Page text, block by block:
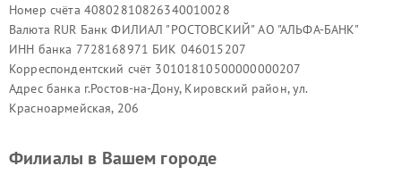
Номер счёта 40802810826340010028
Валюта RUR Банк ФИЛИАЛ "РОСТОВСКИЙ" АО "АЛЬФА-БАНК"
ИНН банка 7728168971 БИК 046015207
Корреспондентский счёт 30101810500000000207
Адрес банка г.Ростов-на-Дону, Кировский район, ул.
Красноармейская, 206
Филиалы в Вашем городе